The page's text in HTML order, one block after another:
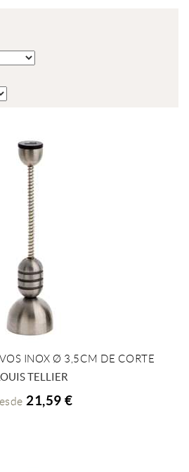
+ INFO
INOX Ø 3,5CM DE CORTE
TELLIER
21,59 €